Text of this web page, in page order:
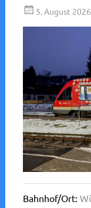
5. August 2026
Bahnhof/Ort: